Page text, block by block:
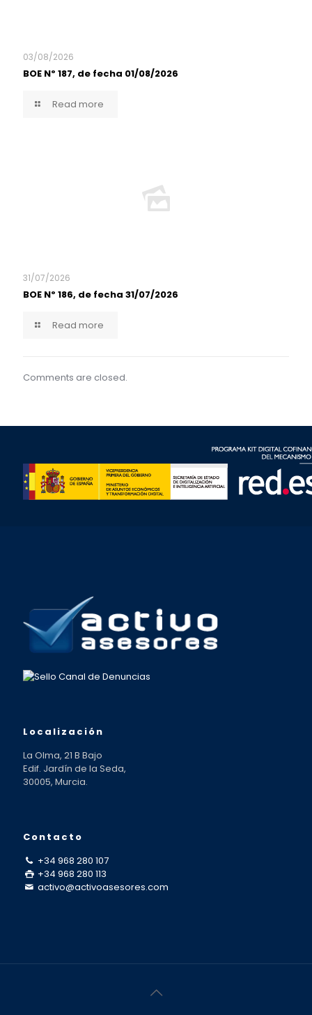
03/08/2026
BOE Nº 187, de fecha 01/08/2026
Read more
31/07/2026
BOE Nº 186, de fecha 31/07/2026
Read more
Comments are closed.
Localización
La Olma, 21 B Bajo
Edif. Jardín de la Seda,
30005, Murcia.
Contacto
+34 968 280 107
+34 968 280 113
activo@activoasesores.com